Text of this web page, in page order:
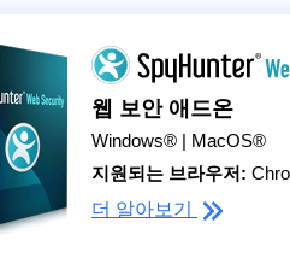
웹 보안 애드온
Windows® | MacOS®
지원되는 브라우저:
더 알아보기